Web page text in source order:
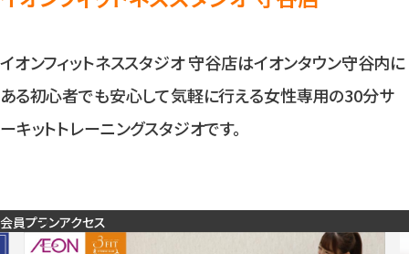
入会検討の方
公式SNSアカウント
イオンフィットネススタジオ 守谷店はイオンタウン守谷内に
ある初心者でも安心して気軽に行える女性専用の30分サ
ーキットトレーニングスタジオです。
会員プランアクセス